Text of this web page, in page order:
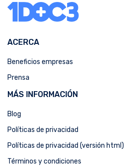
ACERCA
Beneficios empresas
Prensa
MÁS INFORMACIÓN
Blog
Políticas de privacidad
Políticas de privacidad (versión html)
Términos y condiciones